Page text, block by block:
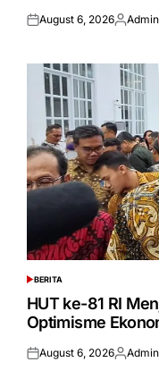
Posted
August 6, 2026Posted
POSTED
IN
BERITA
HUT ke-81 RI
Optimisme
Posted
August 6, 2026Posted